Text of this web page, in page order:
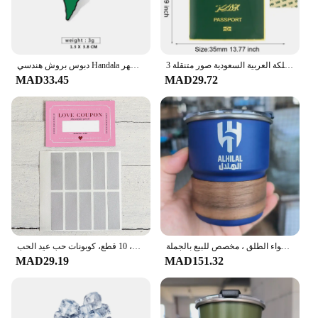
MAD33.45
المملكة العربية السعودية صور متنقلة 3M ملصق شارة معدنية دبوس دبابيس دبابيس
MAD29.72
MAD29.19 MAD151.32